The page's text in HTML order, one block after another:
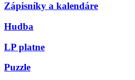
Zápisníky a kalendáre
Hudba
LP platne
Puzzle